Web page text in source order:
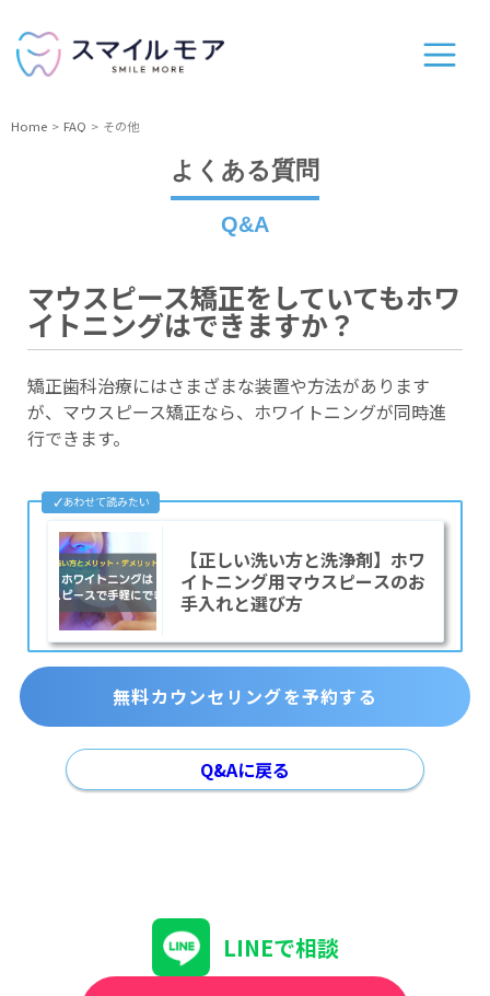
Home FAQ その他
よくある質問
Q&A
マウスピース矯正をしていてもホワ
イトニングはできますか？
矯正歯科治療にはさまざまな装置や方法があります
が、マウスピース矯正なら、ホワイトニングが同時進
行できます。
【正しい洗い方と洗浄剤】ホワ
イトニング用マウスピースのお
手入れと選び方
無料カウンセリングを予約する
Q&Aに戻る
LINEで相談